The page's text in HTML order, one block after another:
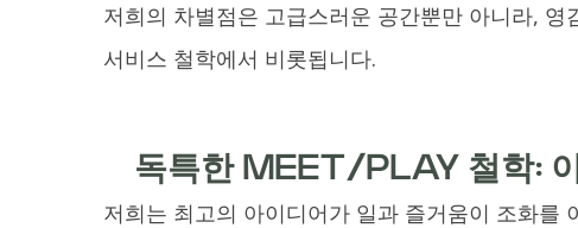
저희의 차별점은 고급스러운 공간뿐만 아니라,
서비스 철학에서 비롯됩니다.
독특한 MEET/PLAY 철학:
저희는 최고의 아이디어가 일과 즐거움이 조화를